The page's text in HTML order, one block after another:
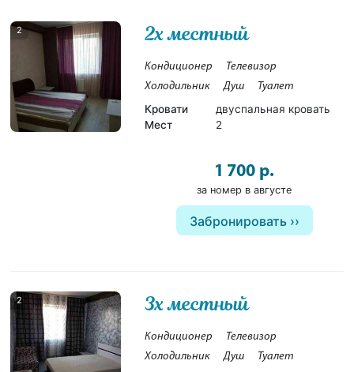
2 2х местный
Кондиционер
Телевизор
Холодильник
Душ Туалет
Кровати
двуспальная кровать
Мест
2
1 700 р.
за номер в августе
Забронировать
2 3х местный
Кондиционер
Телевизор
Холодильник
Душ Туалет